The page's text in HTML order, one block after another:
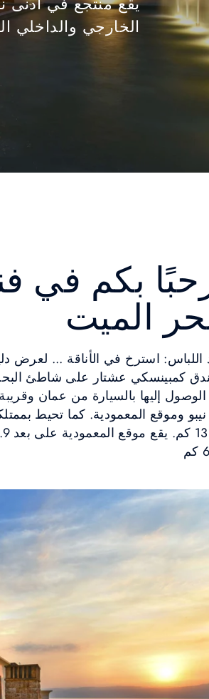
الخارجي والداخلي
بكم في
الميت
اللباس: استرخ في الأناقة ... لعرض
إليها بالسيارة من عمان
وموقع المعمودية. كما تحيط